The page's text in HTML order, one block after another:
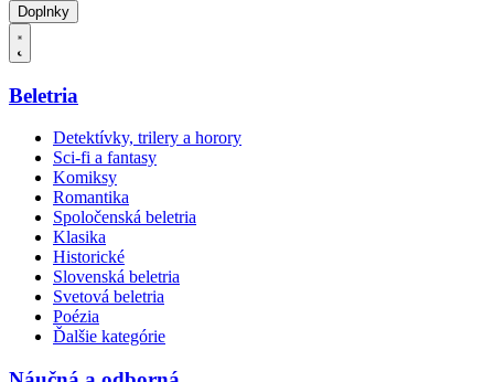
Doplnky
Beletria
Detektívky, trilery a horory
Sci-fi a fantasy
Komiksy
Romantika
Spoločenská beletria
Klasika
Historické
Slovenská beletria
Svetová beletria
Poézia
Ďalšie kategórie